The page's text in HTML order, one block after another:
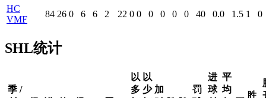
HC
VMF
84 26 0 6 6 2 22 0 0 0 0 0 0 40 0.0 1.5 1 0
SHL统计
季 /
以
多
以
少 加
罚
进
球
平
均
胜